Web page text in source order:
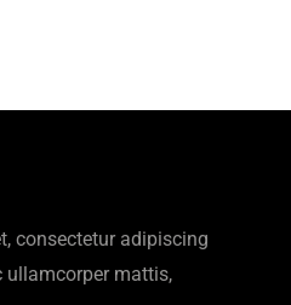
consectetur adipiscing
ullamcorper mattis,